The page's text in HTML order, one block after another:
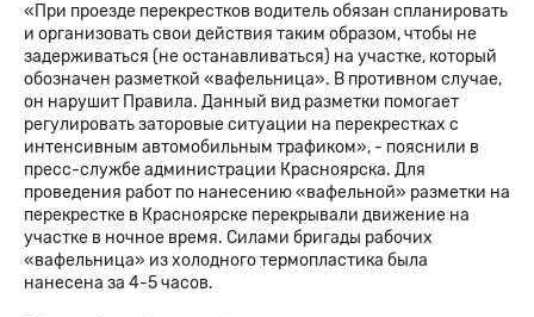
«При проезде перекрестков водитель обязан спланировать
и организовать свои действия таким образом, чтобы не
задерживаться (не останавливаться) на участке, который
обозначен разметкой «вафельница». В противном случае,
он нарушит Правила. Данный вид разметки помогает
регулировать заторовые ситуации на перекрестках с
интенсивным автомобильным трафиком», - пояснили в
пресс-службе администрации Красноярска. Для
проведения работ по нанесению «вафельной» разметки на
перекрестке в Красноярске перекрывали движение на
участке в ночное время. Силами бригады рабочих
«вафельница» из холодного термопластика была
нанесена за 4-5 часов.